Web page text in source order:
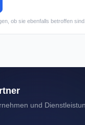
ob sie ebenfalls betroffen sind.
und